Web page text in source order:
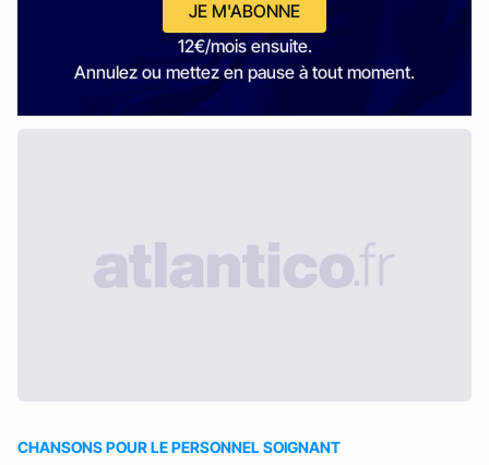
JE M'ABONNE
12€/mois ensuite.
Annulez ou mettez en pause à tout moment.
CHANSONS POUR LE PERSONNEL SOIGNANT